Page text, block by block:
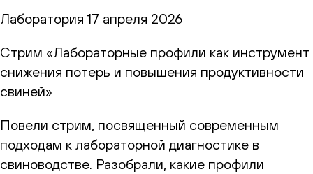
Лаборатория 17 апреля 2026
Стрим «Лабораторные профили как инструмент
снижения потерь и повышения продуктивности
свиней»
Повели стрим, посвященный современным
подходам к лабораторной диагностике в
свиноводстве. Разобрали, какие профили